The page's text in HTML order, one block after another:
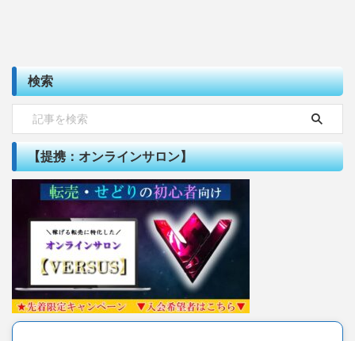
検索
【提携：オンラインサロン】